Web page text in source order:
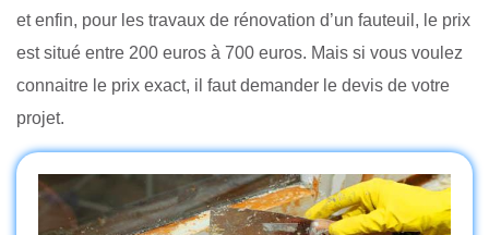
et enfin, pour les travaux de rénovation d’un fauteuil, le prix
est situé entre 200 euros à 700 euros. Mais si vous voulez
connaitre le prix exact, il faut demander le devis de votre
projet.